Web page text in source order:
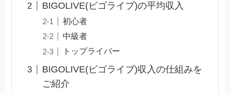
BIGOLIVE(ビゴライブ)の平均収入
初心者
中級者
トップライバー
BIGOLIVE(ビゴライブ)収入の仕組みを
ご紹介